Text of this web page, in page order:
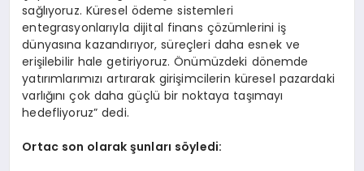
sağlıyoruz. Küresel ödeme sistemleri
entegrasyonlarıyla dijital finans çözümlerini iş
dünyasına kazandırıyor, süreçleri daha esnek ve
erişilebilir hale getiriyoruz. Önümüzdeki dönemde
yatırımlarımızı artırarak girişimcilerin küresel pazardaki
varlığını çok daha güçlü bir noktaya taşımayı
hedefliyoruz” dedi.
Ortac son olarak şunları söyledi: